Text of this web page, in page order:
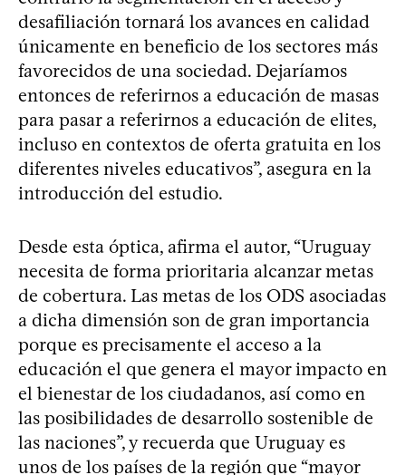
desafiliación tornará los avances en calidad
únicamente en beneficio de los sectores más
favorecidos de una sociedad. Dejaríamos
entonces de referirnos a educación de masas
para pasar a referirnos a educación de elites,
incluso en contextos de oferta gratuita en los
diferentes niveles educativos”, asegura en la
introducción del estudio.
Desde esta óptica, afirma el autor, “Uruguay
necesita de forma prioritaria alcanzar metas
de cobertura. Las metas de los ODS asociadas
a dicha dimensión son de gran importancia
porque es precisamente el acceso a la
educación el que genera el mayor impacto en
el bienestar de los ciudadanos, así como en
las posibilidades de desarrollo sostenible de
las naciones”, y recuerda que Uruguay es
unos de los países de la región que “mayor